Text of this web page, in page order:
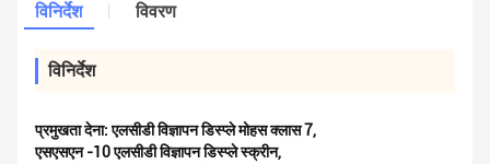
विनिर्देश विवरण
विनिर्देश
प्रमुखता देना:एलसीडी विज्ञापन डिस्प्ले मोहस क्लास 7,
एसएसएन -10 एलसीडी विज्ञापन डिस्प्ले स्क्रीन,